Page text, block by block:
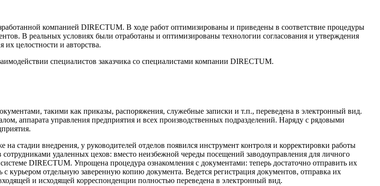
компанией DIRECTUM. В ходе работ оптимизированы и приведены в соответствие процедуры
В реальных условиях были отработаны и оптимизированы технологии согласования и утверждения
целостности и авторства.
специалистов заказчика со специалистами компании DIRECTUM.
такими как приказы, распоряжения, служебные записки и т.п., переведена в электронный вид.
аппарата управления предприятия и всех производственных подразделений. Наряду с рядовыми
стадии внедрения, у руководителей отделов появился инструмент контроля и корректировки работы
удаленных цехов: вместо неизбежной череды посещений заводоуправления для личного
DIRECTUM. Упрощена процедура ознакомления с документами: теперь достаточно отправить их
курьером отдельную заверенную копию документа. Ведется регистрация документов, отправка их
и исходящей корреспонденции полностью переведена в электронный вид.